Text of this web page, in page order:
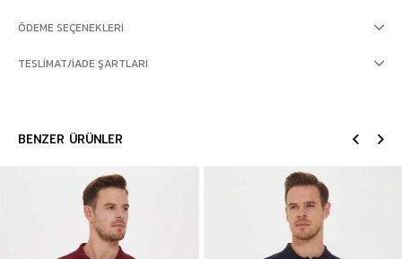
ÖDEME SEÇENEKLERI
TESLIMAT/İADE ŞARTLARI
BENZER ÜRÜNLER